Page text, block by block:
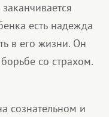
есть надежда
в его жизни. Он
со страхом.
сознательном и